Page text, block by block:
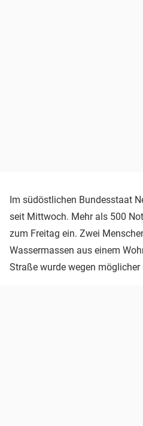
Im südöstlichen Bundesstaat
seit Mittwoch. Mehr als 500
zum Freitag ein. Zwei
Wassermassen aus einem
Straße wurde wegen möglicher